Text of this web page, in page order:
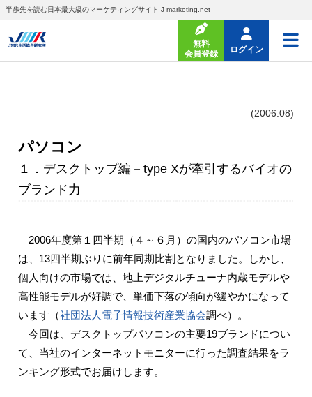
半歩先を読む日本最大級のマーケティングサイト J-marketing.net
無料
会員登録
ログイン
(2006.08)
パソコン
１．デスクトップ編－type Xが牽引するバイオの
ブランド力
2006年度第１四半期（４～６月）の国内のパソコン市場
は、13四半期ぶりに前年同期比割となりました。しかし、
個人向けの市場では、地上デジタルチューナ内蔵モデルや
高性能モデルが好調で、単価下落の傾向が緩やかになって
います（社団法人電子情報技術産業協会調べ）。
今回は、デスクトップパソコンの主要19ブランドについ
て、当社のインターネットモニターに行った調査結果をラ
ンキング形式でお届けします。